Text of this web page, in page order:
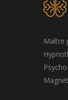
Maître